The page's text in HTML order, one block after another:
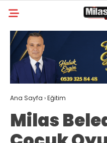
GALERİ
MILAS
MUĞLA’DAN
ASAYIŞ
Ana Sayfa ›Eğitim
Milas